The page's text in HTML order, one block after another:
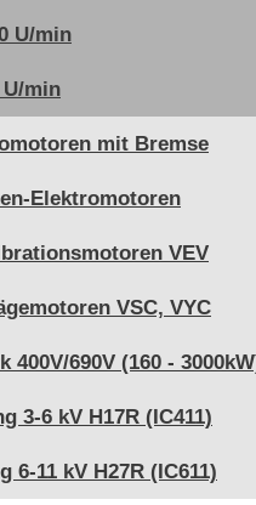
U/min
U/min
mit Bremse
Elektromotoren
VEV
VSC, VYC
400V/690V (160 -
3-6 kV H17R (IC411)
6-11 kV H27R (IC611)